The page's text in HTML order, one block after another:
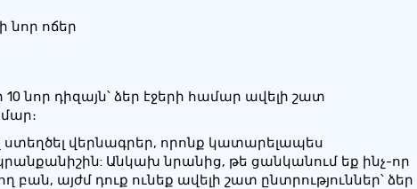
նոր ոճեր
նոր դիզայն՝ ձեր էջերի համար ավելի շատ
ստեղծել վերնագրեր, որոնք կատարելապես
Անկախ նրանից, թե ցանկանում եք ինչ-որ
այժմ դուք ունեք ավելի շատ ընտրություններ՝ ձեր